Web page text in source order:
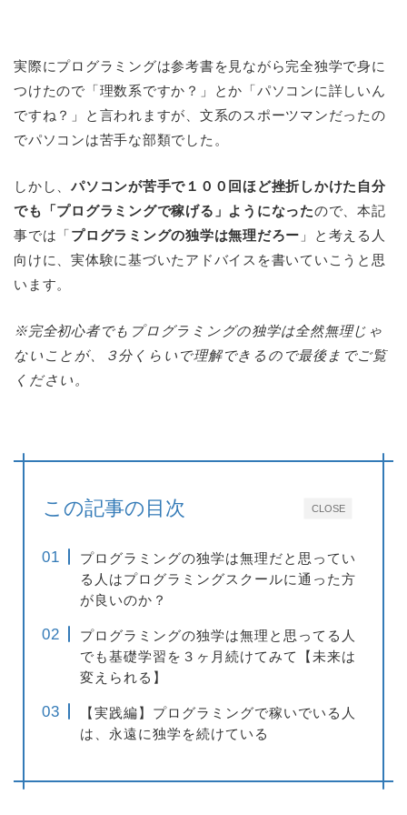
実際にプログラミングは参考書を見ながら完全独学で身に
つけたので「理数系ですか？」とか「パソコンに詳しいん
ですね？」と言われますが、文系のスポーツマンだったの
でパソコンは苦手な部類でした。
しかし、パソコンが苦手で１００回ほど挫折しかけた自分
でも「プログラミングで稼げる」ようになったので、本記
事では「プログラミングの独学は無理だろー 」と考える人
向けに、実体験に基づいたアドバイスを書いていこうと思
います。
※完全初心者でもプログラミングの独学は全然無理じゃ
ないことが、３分くらいで理解できるので最後までご覧
ください。
CLOSE
この記事の目次
プログラミングの独学は無理だと思ってい
る人はプログラミングスクールに通った方
が良いのか？
プログラミングの独学は無理と思ってる人
でも基礎学習を３ヶ月続けてみて【未来は
変えられる】
【実践編】プログラミングで稼いでいる人
は、永遠に独学を続けている